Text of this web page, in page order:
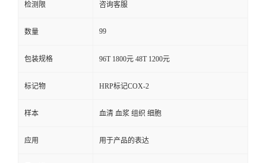
检测限 咨询客服
数量 99
包装规格 96T 1800元 48T 1200元
标记物 HRP标记COX-2
样本 血清 血浆 组织 细胞
应用 用于产品的表达